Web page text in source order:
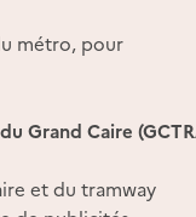
métro, pour
Grand Caire
et du tramway